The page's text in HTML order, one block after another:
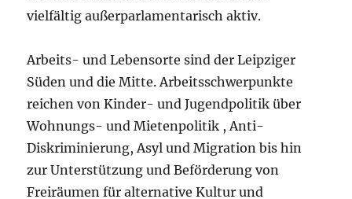
vielfältig außerparlamentarisch aktiv.
Arbeits- und Lebensorte sind der Leipziger
Süden und die Mitte. Arbeitsschwerpunkte
reichen von Kinder- und Jugendpolitik über
Wohnungs- und Mietenpolitik , Anti-
Diskriminierung, Asyl und Migration bis hin
zur Unterstützung und Beförderung von
Freiräumen für alternative Kultur und